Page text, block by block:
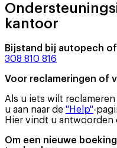
kantoor
Bijstand bij autopech
308 810 816
Voor reclameringen of
Als u iets wilt
u aan naar de "Help"-
Hier vindt u antwoorden
Om een nieuwe